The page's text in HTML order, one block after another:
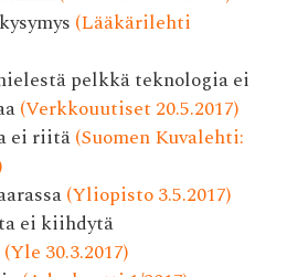
(Lääkärilehti
pelkkä teknologia ei
(Verkkouutiset 20.5.2017)
ei riitä(Suomen Kuvalehti:
(Yliopisto 3.5.2017)
ei kiihdytä
(Yle 30.3.2017)